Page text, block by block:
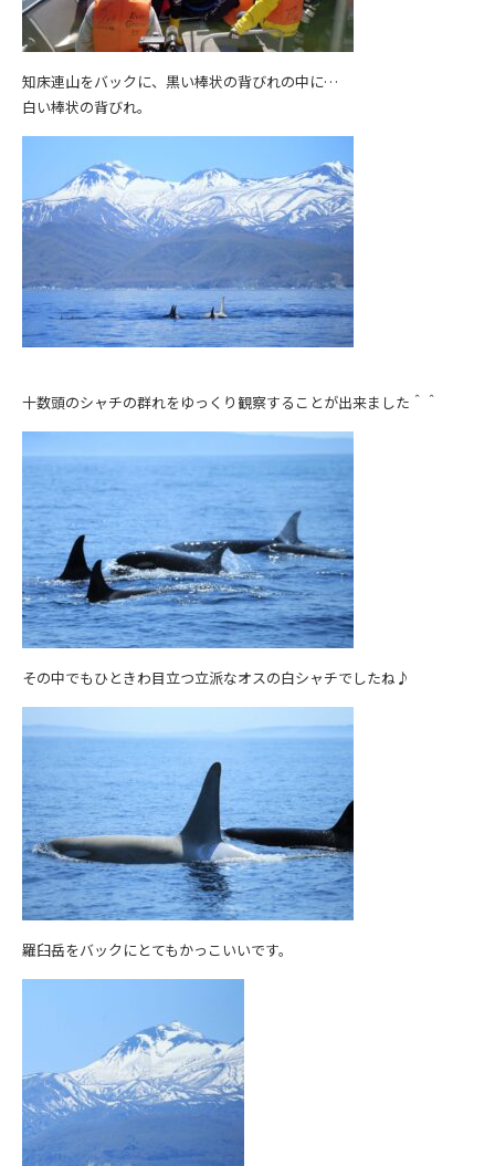
知床連山をバックに、黒い棒状の背びれの中に…
白い棒状の背びれ。
十数頭のシャチの群れをゆっくり観察することが出来ました＾＾
その中でもひときわ目立つ立派なオスの白シャチでしたね♪
羅臼岳をバックにとてもかっこいいです。